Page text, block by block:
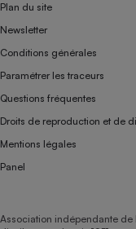
Plan du site
Newsletter
Conditions générales
Paramétrer les traceurs
Questions fréquentes
Droits de reproduction et de
Mentions légales
Panel
Association indépendante de